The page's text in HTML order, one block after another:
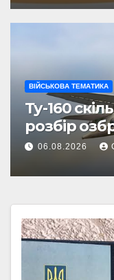
ВІЙСЬКОВА ТЕМАТИКА
Ту-160
розбір
06.08.2026